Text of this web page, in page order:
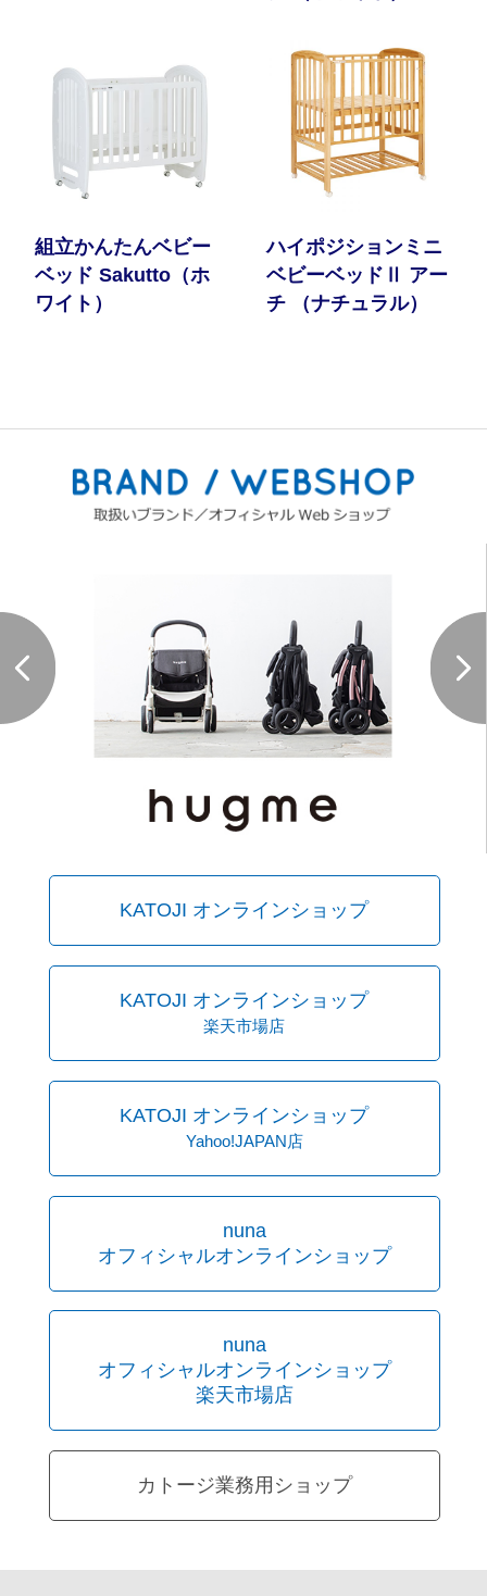
組立かんたんベビー
ベッド Sakutto（ホ
ワイト）
ハイポジションミニ
ベビーベッドⅡ アー
チ （ナチュラル）
KATOJI オンラインショップ
KATOJI オンラインショップ
楽天市場店
KATOJI オンラインショップ
Yahoo!JAPAN店
nuna
オフィシャルオンラインショップ
nuna
オフィシャルオンラインショップ
楽天市場店
カトージ業務用ショップ